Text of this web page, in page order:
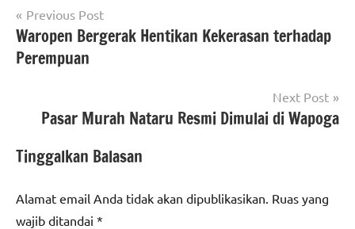
Navigasi
pos
Previous Post
Waropen Bergerak Hentikan Kekerasan terhadap
Perempuan
Next Post
Pasar Murah Nataru Resmi Dimulai di Wapoga
Tinggalkan Balasan
Alamat email Anda tidak akan dipublikasikan. Ruas yang
wajib ditandai *